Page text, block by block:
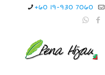
+60 19-930 7060